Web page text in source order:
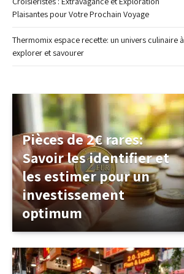
Plaisantes pour Votre Prochain Voyage
Thermomix espace recette: un univers culinaire à
explorer et savourer
Pièces de 2€ rares:
Savoir les identifier et
les estimer pour un
investissement
optimum